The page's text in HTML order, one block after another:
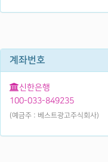
계좌번호
신한은행
100-033-849235
(예금주 : 베스트광고주식회사)